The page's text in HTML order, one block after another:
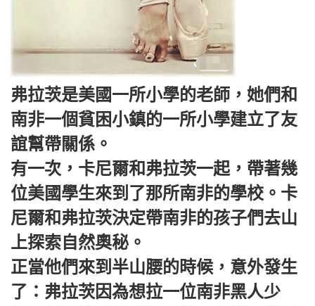
弗拉茨是美國一所小學的老師，她們和
南非一個貧困小鎮的一所小學建立了友
誼幫帶關係。
有一次，卡尼爾和弗拉茨一起，帶著幾
位美國學生來到了那所南非的學校。卡
尼爾和弗拉茨決定帶南非的孩子們去山
上探索自然奧秘。
正當他們來到半山腰的時候，意外發生
了：弗拉茨因為想拉一位南非黑人少